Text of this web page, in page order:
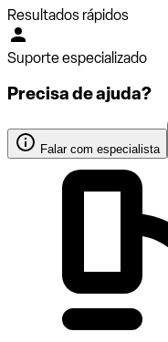
Resultados rápidos
Suporte especializado
Precisa de ajuda?
Falar com especialista